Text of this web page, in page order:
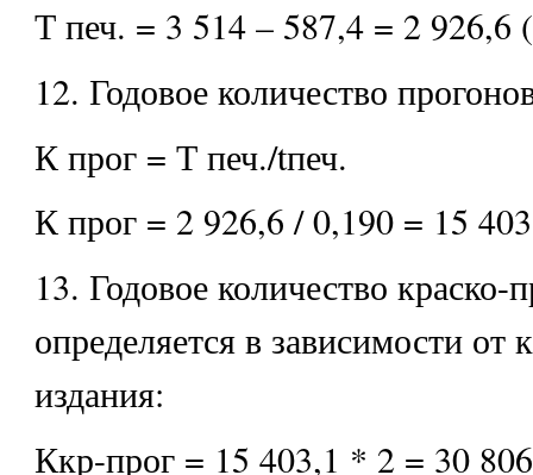
Т печ. = 3 514 – 587,4 = 2 926,6
12. Годовое количество
К прог = Т печ./tпеч.
К прог = 2 926,6 / 0,190 = 15
13. Годовое количество краско-
определяется в зависимости от
издания:
Ккр-прог = 15 403,1 * 2 = 30